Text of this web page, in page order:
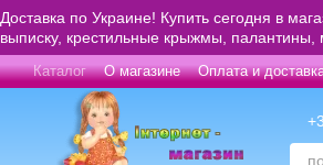
Перейти к основному контенту
Доставка по Украине! Купить сегодня в
выписку, крестильные крыжмы, палантины,
Каталог О магазине Оплата и